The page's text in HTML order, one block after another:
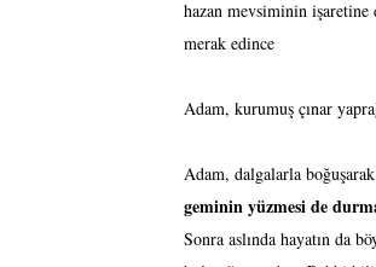
hazan mevsiminin işaretine
merak edince
Adam, kurumuş çınar
Adam, dalgalarla
geminin yüzmesi de
Sonra aslında hayatın da